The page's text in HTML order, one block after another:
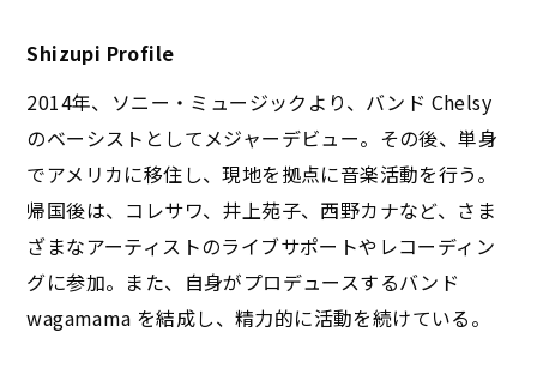
Shizupi Profile
2014年、ソニー・ミュージックより、バンド Chelsy
のベーシストとしてメジャーデビュー。その後、単身
でアメリカに移住し、現地を拠点に音楽活動を行う。
帰国後は、コレサワ、井上苑子、西野カナなど、さま
ざまなアーティストのライブサポートやレコーディン
グに参加。また、自身がプロデュースするバンド
wagamama を結成し、精力的に活動を続けている。